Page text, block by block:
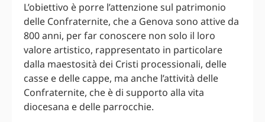
L’obiettivo è porre l’attenzione sul patrimonio
delle Confraternite, che a Genova sono attive da
800 anni, per far conoscere non solo il loro
valore artistico, rappresentato in particolare
dalla maestosità dei Cristi processionali, delle
casse e delle cappe, ma anche l’attività delle
Confraternite, che è di supporto alla vita
diocesana e delle parrocchie.